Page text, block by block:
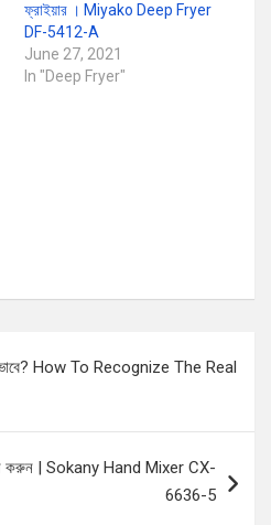
ফ্রাইয়ার । Miyako Deep Fryer
DF-5412-A
June 27, 2021
In "Deep Fryer"
How To Recognize The Real
শেষ করুন | Sokany Hand Mixer CX-
6636-5